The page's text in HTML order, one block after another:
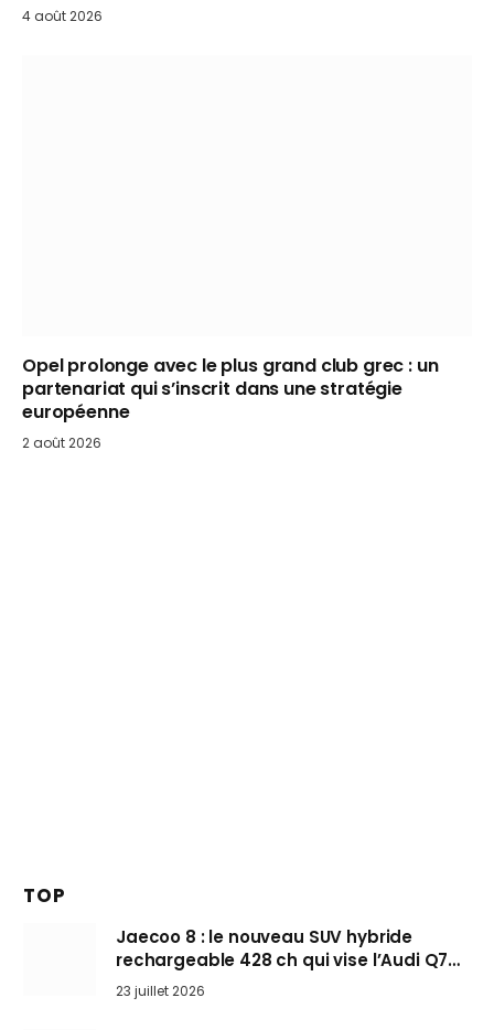
4 août 2026
Opel prolonge avec le plus grand club grec : un
partenariat qui s’inscrit dans une stratégie
européenne
2 août 2026
TOP
Jaecoo 8 : le nouveau SUV hybride
rechargeable 428 ch qui vise l’Audi Q7
arrive en Europe cet automne
23 juillet 2026